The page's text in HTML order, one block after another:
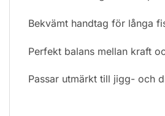
Bekvämt handtag för långa
Perfekt balans mellan kraft
Passar utmärkt till jigg- och